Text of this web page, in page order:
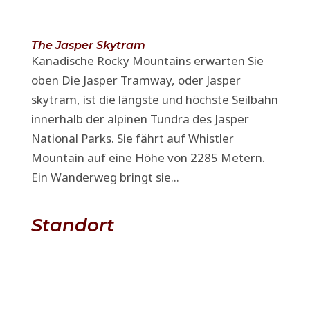
The Jasper Skytram
Kanadische Rocky Mountains erwarten Sie
oben Die Jasper Tramway, oder Jasper
skytram, ist die längste und höchste Seilbahn
innerhalb der alpinen Tundra des Jasper
National Parks. Sie fährt auf Whistler
Mountain auf eine Höhe von 2285 Metern.
Ein Wanderweg bringt sie...
Standort